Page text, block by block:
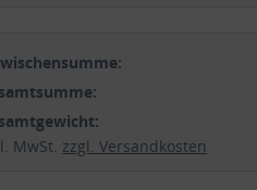
MwSt. zzgl. Versandkosten